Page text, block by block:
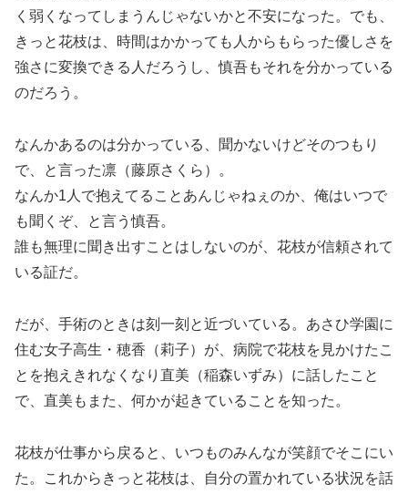
く弱くなってしまうんじゃないかと不安になった。でも、
きっと花枝は、時間はかかっても人からもらった優しさを
強さに変換できる人だろうし、慎吾もそれを分かっている
のだろう。
なんかあるのは分かっている、聞かないけどそのつもり
で、と言った凛（藤原さくら）。
なんか1人で抱えてることあんじゃねぇのか、俺はいつで
も聞くぞ、と言う慎吾。
誰も無理に聞き出すことはしないのが、花枝が信頼されて
いる証だ。
だが、手術のときは刻一刻と近づいている。あさひ学園に
住む女子高生・穂香（莉子）が、病院で花枝を見かけたこ
とを抱えきれなくなり直美（稲森いずみ）に話したこと
で、直美もまた、何かが起きていることを知った。
花枝が仕事から戻ると、いつものみんなが笑顔でそこにい
た。これからきっと花枝は、自分の置かれている状況を話